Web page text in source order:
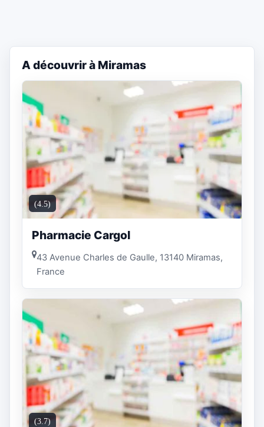
A découvrir à Miramas
(4.5)
Pharmacie Cargol
43 Avenue Charles de Gaulle, 13140 Miramas,
France
(3.7)